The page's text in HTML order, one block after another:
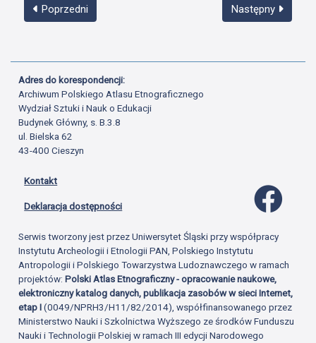
Poprzedni Następny
Adres do korespondencji:
Archiwum Polskiego Atlasu Etnograficznego
Wydział Sztuki i Nauk o Edukacji
Budynek Główny, s. B.3.8
ul. Bielska 62
43-400 Cieszyn
Kontakt
Deklaracja dostępności
Serwis tworzony jest przez Uniwersytet Śląski przy współpracy
Instytutu Archeologii i Etnologii PAN, Polskiego Instytutu
Antropologii i Polskiego Towarzystwa Ludoznawczego w ramach
projektów:Polski Atlas Etnograficzny - opracowanie naukowe,
elektroniczny katalog danych, publikacja zasobów w sieci Internet,
etap I(0049/NPRH3/H11/82/2014), współfinansowanego przez
Ministerstwo Nauki i Szkolnictwa Wyższego ze środków Funduszu
Nauki i Technologii Polskiej w ramach III edycji Narodowego